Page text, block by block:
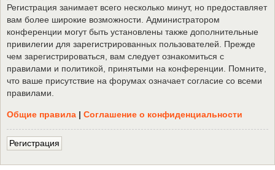
Регистрация занимает всего несколько минут, но предоставляет
вам более широкие возможности. Администратором
конференции могут быть установлены также дополнительные
привилегии для зарегистрированных пользователей. Прежде
чем зарегистрироваться, вам следует ознакомиться с
правилами и политикой, принятыми на конференции. Помните,
что ваше присутствие на форумах означает согласие со всеми
правилами.
Общие правила | Соглашение о конфиденциальности
Регистрация